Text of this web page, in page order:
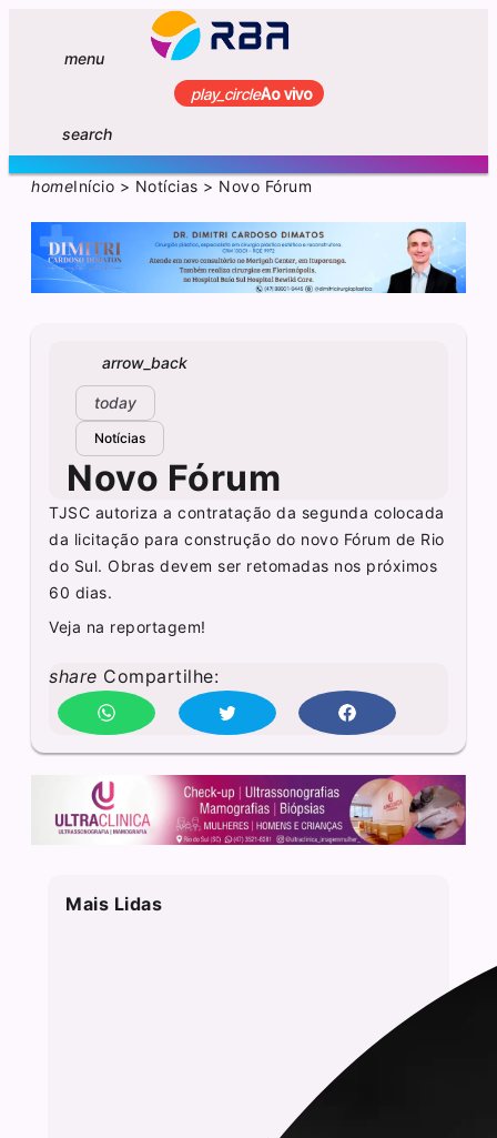
menu
play_circleAo vivo
search
homeInício > Notícias > Novo Fórum
arrow_back
today
Notícias
Novo Fórum
TJSC autoriza a contratação da segunda colocada
da licitação para construção do novo Fórum de Rio
do Sul. Obras devem ser retomadas nos próximos
60 dias.
Veja na reportagem!
share Compartilhe:
Mais Lidas